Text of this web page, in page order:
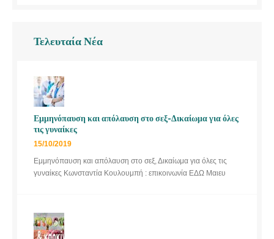
Τελευταία Νέα
Εμμηνόπαυση και απόλαυση στο σεξ-Δικαίωμα για όλες
τις γυναίκες
15/10/2019
Εμμηνόπαυση και απόλαυση στο σεξ, Δικαίωμα για όλες τις
γυναίκες Κωνσταντία Κουλουμπή : επικοινωνία ΕΔΩ Μαιευ